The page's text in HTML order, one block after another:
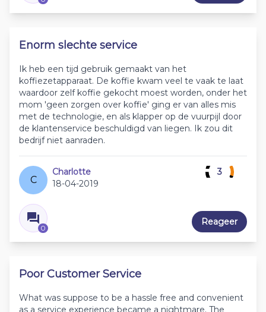
Enorm slechte service
Ik heb een tijd gebruik gemaakt van het
koffiezetapparaat. De koffie kwam veel te vaak te laat
waardoor zelf koffie gekocht moest worden, onder het
mom 'geen zorgen over koffie' ging er van alles mis
met de technologie, en als klapper op de vuurpijl door
de klantenservice beschuldigd van liegen. Ik zou dit
bedrijf niet aanraden.
C
Charlotte
18-04-2019
0
3
Reageer
Poor Customer Service
What was suppose to be a hassle free and convenient
as a service experience became a nightmare. The